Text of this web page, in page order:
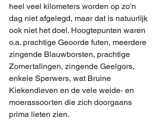
heel veel kilometers worden op zo'n
dag niet afgelegd, maar dat is natuurlijk
ook niet het doel. Hoogtepunten waren
o.a. prachtige Geoorde futen, meerdere
zingende Blauwborsten, prachtige
Zomertalingen, zingende Geelgors,
enkele Sperwers, wat Bruine
Kiekendieven en de vele weide- en
moerassoorten die zich doorgaans
prima lieten zien.